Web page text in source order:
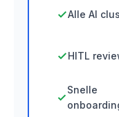
Alle AI
HITL
Snelle